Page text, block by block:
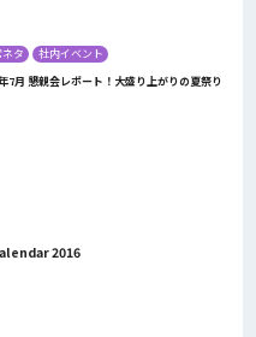
タ
社内イベント
7月 懇親会レポート！大盛り上がりの夏祭り
2016